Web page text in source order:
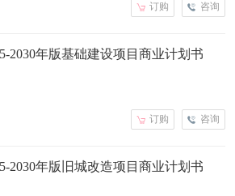
咨询
订购
2030年版基础建设项目商业计划书
咨询
订购
2030年版旧城改造项目商业计划书